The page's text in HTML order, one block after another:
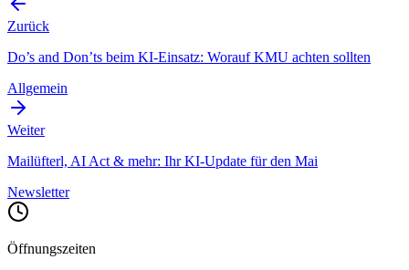
Zurück
Do’s and Don’ts beim KI-Einsatz: Worauf KMU achten sollten
Allgemein
Weiter
Mailüfterl, AI Act & mehr: Ihr KI-Update für den Mai
Newsletter
Öffnungszeiten